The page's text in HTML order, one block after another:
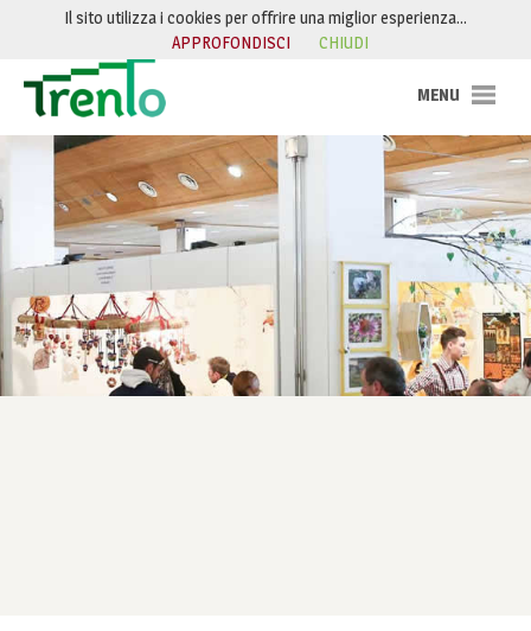
Salta al contenuto
Il sito utilizza i cookies per offrire una miglior esperienza…
APPROFONDISCI
CHIUDI